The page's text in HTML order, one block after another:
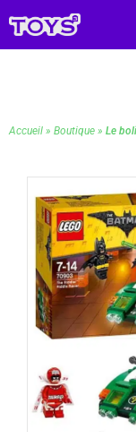
Accueil » Boutique » Le